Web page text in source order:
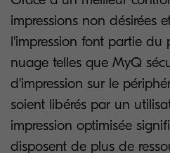
impressions non désirées
l'impression font partie du
nuage telles que MyQ
d'impression sur le
soient libérés par un
impression optimisée
disposent de plus de